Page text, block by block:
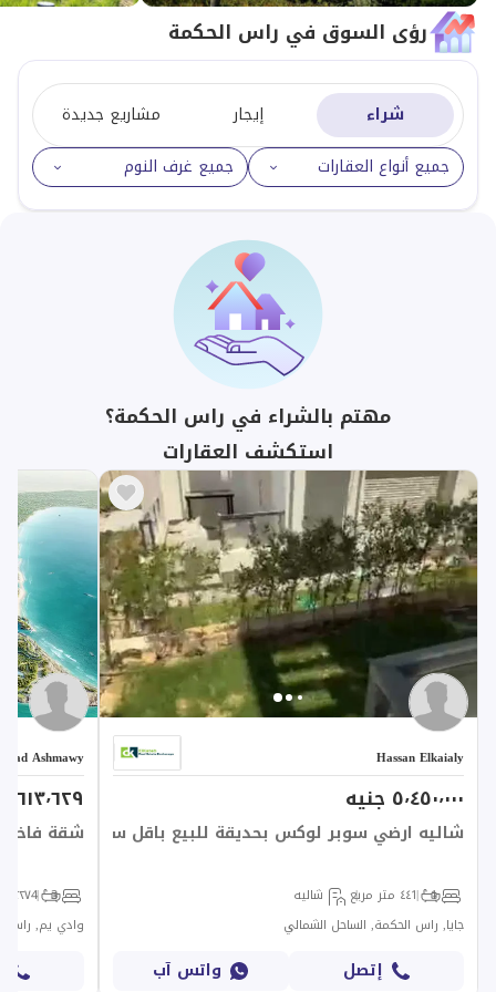
رؤى السوق في راس الحكمة
شراء إيجار
مشاريع جديدة
جميع أنواع العقارات
جميع غرف النوم
مهتم بالشراء في راس الحكمة؟
استكشف العقارات
Hassan Elkaialy
٥٬٤٥٠٬٠٠٠ جنيه
شاليه ارضي سوبر لوكس بحديقة للبيع باقل سعر في جايا
1
1٤٤ متر مربع
شاليه
جايا, راس الحكمة, الساحل الشمالي
إتصل واتس آب
Ziad Ashmawy
٤٩٬٦١٣٬٦٢٩
شقة
3
4٢٢٧ متر مربع
وادي يم, راس